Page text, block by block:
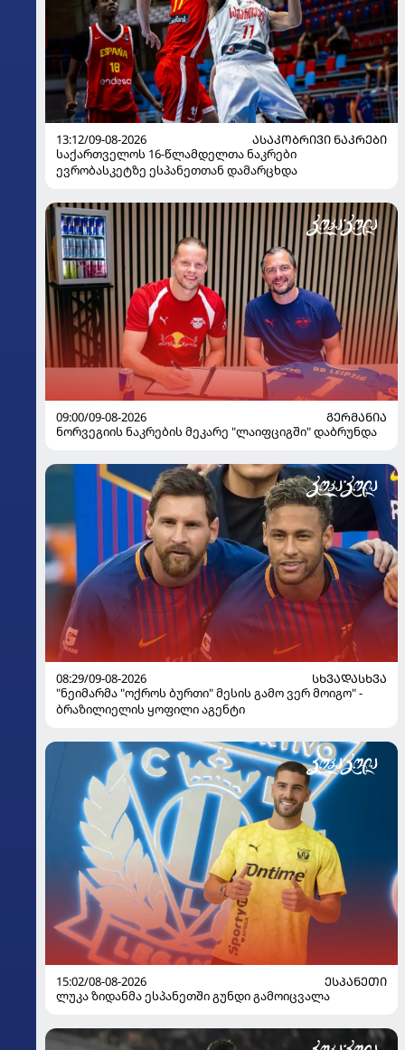
13:12/09-08-2026
ᲐᲡᲐᲙᲝᲑᲠᲘᲕᲘ ᲜᲐᲙᲠᲔᲑᲘ
საქართველოს 16-წლამდელთა ნაკრები
ევრობასკეტზე ესპანეთთან დამარცხდა
09:00/09-08-2026
ᲒᲔᲠᲛᲐᲜᲘᲐ
ნორვეგიის ნაკრების მეკარე "ლაიფციგში" დაბრუნდა
08:29/09-08-2026
ᲡᲮᲕᲐᲓᲐᲡᲮᲕᲐ
"ნეიმარმა "ოქროს ბურთი" მესის გამო ვერ მოიგო" -
ბრაზილიელის ყოფილი აგენტი
15:02/08-08-2026
ᲔᲡᲞᲐᲜᲔᲗᲘ
ლუკა ზიდანმა ესპანეთში გუნდი გამოიცვალა